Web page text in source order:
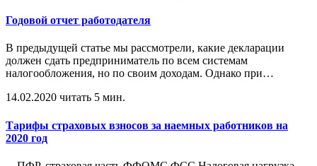
Годовой отчет работодателя
В предыдущей статье мы рассмотрели, какие декларации
должен сдать предприниматель по всем системам
налогообложения, но по своим доходам. Однако при…
14.02.2020 читать 5 мин.
Тарифы страховых взносов за наемных работников на
2020 год